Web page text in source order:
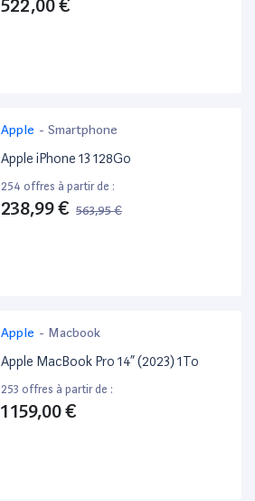
522,00 €
Apple - Smartphone
Apple iPhone 13 128Go
254 offres à partir de :
238,99 € 563,95 €
Apple - Macbook
Apple MacBook Pro 14” (2023) 1To
253 offres à partir de :
1 159,00 €